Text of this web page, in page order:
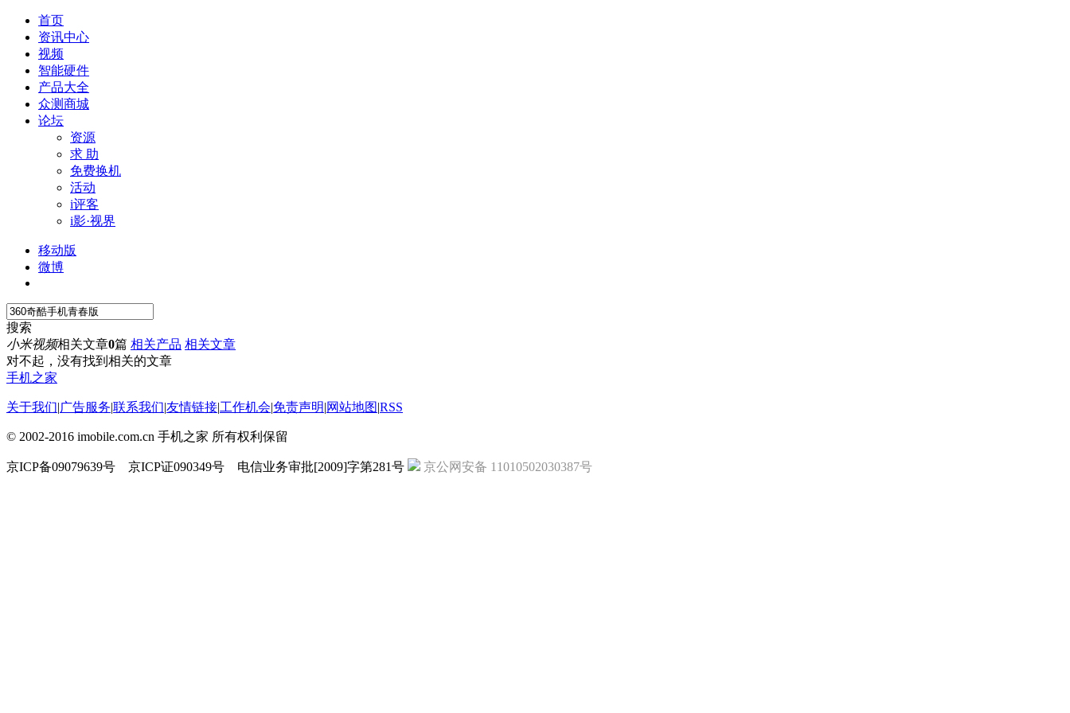
首页
资讯中心
视频
智能硬件
产品大全
众测商城
论坛
资源
求 助
免费换机
活动
i评客
i影·视界
移动版
微博
搜索
小米视频相关文章0篇 相关产品 相关文章
对不起，没有找到相关的文章
手机之家
关于我们|广告服务|联系我们|友情链接|工作机会|免责声明|网站地图|RSS
© 2002-2016 imobile.com.cn 手机之家 所有权利保留
京ICP备09079639号 京ICP证090349号 电信业务审批[2009]字第281号 京公网安备 11010502030387号